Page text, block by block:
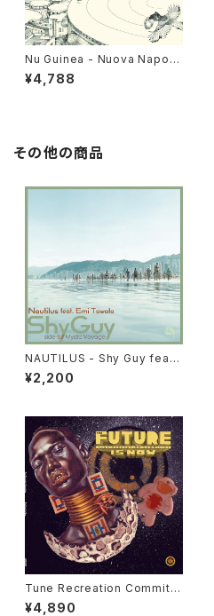
Nu Guinea - Nuova Napoli
"LP"
¥4,788
その他の商品
NAUTILUS - Shy Guy feat.
Emi Tawata / Mystic Voyag
e "7"
¥2,200
Tune Recreation Committe
e - The Future Is Now "LP"
¥4,890